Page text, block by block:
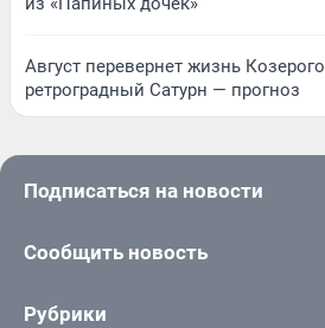
Август перевернет жизнь
ретроградный Сатурн — прогноз
Подписаться на новости
Сообщить новость
Рубрики